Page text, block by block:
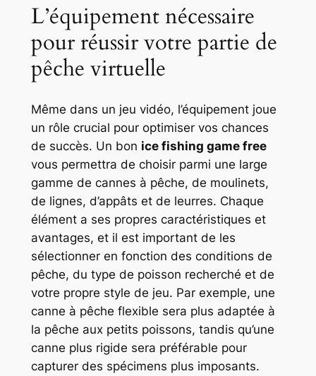
L’équipement nécessaire
pour réussir votre partie de
pêche virtuelle
Même dans un jeu vidéo, l’équipement joue
un rôle crucial pour optimiser vos chances
de succès. Un bon ice fishing game free
vous permettra de choisir parmi une large
gamme de cannes à pêche, de moulinets,
de lignes, d’appâts et de leurres. Chaque
élément a ses propres caractéristiques et
avantages, et il est important de les
sélectionner en fonction des conditions de
pêche, du type de poisson recherché et de
votre propre style de jeu. Par exemple, une
canne à pêche flexible sera plus adaptée à
la pêche aux petits poissons, tandis qu’une
canne plus rigide sera préférable pour
capturer des spécimens plus imposants.